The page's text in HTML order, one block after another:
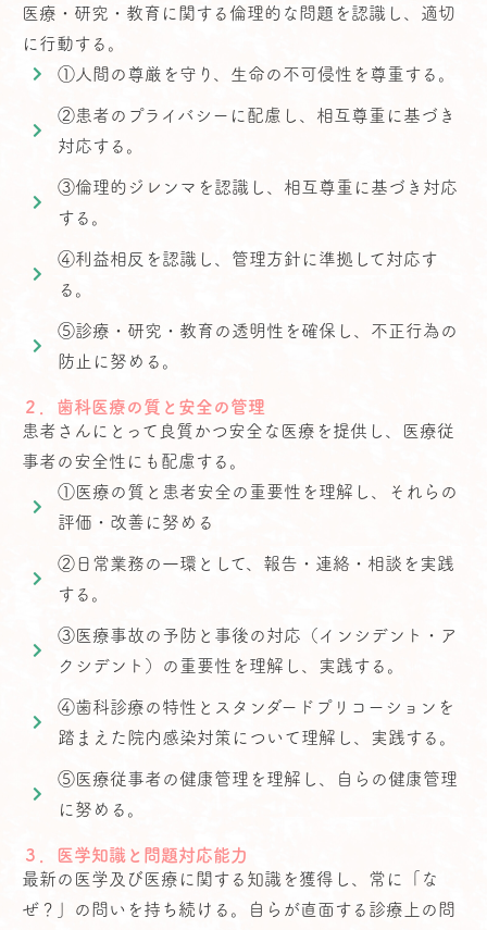
医療・研究・教育に関する倫理的な問題を認識し、適切
に行動する。
①人間の尊厳を守り、生命の不可侵性を尊重する。
②患者のプライバシーに配慮し、相互尊重に基づき
対応する。
③倫理的ジレンマを認識し、相互尊重に基づき対応
する。
④利益相反を認識し、管理方針に準拠して対応す
る。
⑤診療・研究・教育の透明性を確保し、不正行為の
防止に努める。
２．歯科医療の質と安全の管理
患者さんにとって良質かつ安全な医療を提供し、医療従
事者の安全性にも配慮する。
①医療の質と患者安全の重要性を理解し、それらの
評価・改善に努める
②日常業務の一環として、報告・連絡・相談を実践
する。
③医療事故の予防と事後の対応（インシデント・ア
クシデント）の重要性を理解し、実践する。
④歯科診療の特性とスタンダードプリコーションを
踏まえた院内感染対策について理解し、実践する。
⑤医療従事者の健康管理を理解し、自らの健康管理
に努める。
３．医学知識と問題対応能力
最新の医学及び医療に関する知識を獲得し、常に「な
ぜ？」の問いを持ち続ける。自らが直面する診療上の問